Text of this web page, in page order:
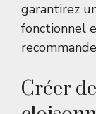
garantirez
fonctionnel
recommande
Créer